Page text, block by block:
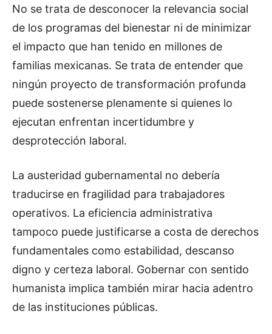
No se trata de desconocer la relevancia social
de los programas del bienestar ni de minimizar
el impacto que han tenido en millones de
familias mexicanas. Se trata de entender que
ningún proyecto de transformación profunda
puede sostenerse plenamente si quienes lo
ejecutan enfrentan incertidumbre y
desprotección laboral.
La austeridad gubernamental no debería
traducirse en fragilidad para trabajadores
operativos. La eficiencia administrativa
tampoco puede justificarse a costa de derechos
fundamentales como estabilidad, descanso
digno y certeza laboral. Gobernar con sentido
humanista implica también mirar hacia adentro
de las instituciones públicas.